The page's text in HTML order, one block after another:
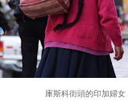
庫斯科街頭的印加婦女